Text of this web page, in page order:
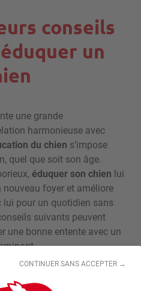
CONTINUER SANS ACCEPTER →
conseils
un
une grande
harmonieuse avec
du chien s’impose
quel que soit son âge.
éduquer son chien lui
foyer et améliore
pour un quotidien sans
suivants peuvent
une bonne entente avec un